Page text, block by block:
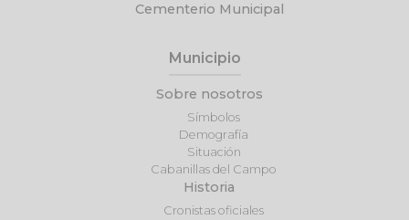
Cementerio Municipal
Municipio
Sobre nosotros
Símbolos
Demografía
Situación
Cabanillas del Campo
Historia
Cronistas oficiales